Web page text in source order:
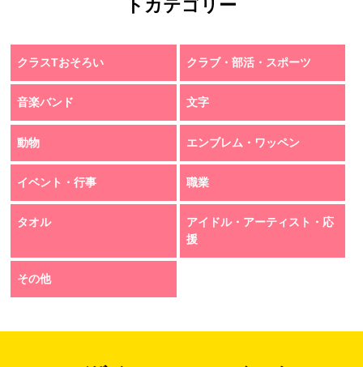
トカテゴリー
クラスTおそろい クラブ・部活・スポーツ
音楽バンド 文字
動物 エンブレム・ワッペン
イベント・行事 職業
タオル
アイドル・アーティスト・応
援
その他